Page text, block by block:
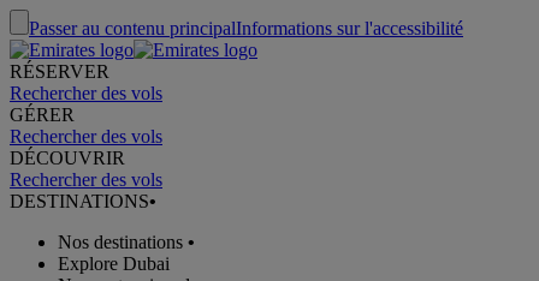
Passer au contenu principalInformations sur l'accessibilité
RÉSERVER
Rechercher des vols
GÉRER
Rechercher des vols
DÉCOUVRIR
Rechercher des vols
DESTINATIONS•
Nos destinations •
Explore Dubai